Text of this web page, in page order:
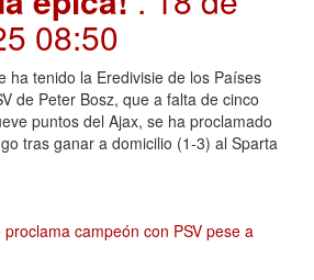
08:50
ha tenido la Eredivisie de los Países
de Peter Bosz, que a falta de cinco
puntos del Ajax, se ha proclamado
tras ganar a domicilio (1-3) al Sparta